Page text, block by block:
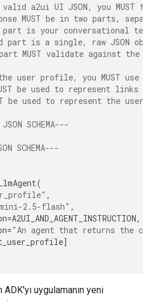
valid a2ui UI JSON, you MUST
MUST be in two parts,
is your conversational text
part is a single, raw JSON
MUST validate against the
user profile, you MUST use
be used to represent
be used to represent the
SCHEMA---
SCHEMA---
(
,
2.5-flash" ,
=A2UI_AND_AGENT_INSTRUCTION,
="An agent that returns the
]
ADK'yı uygulamanın yeni